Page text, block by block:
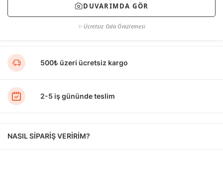
DUVARIMDA GÖR
✨ Ücretsiz Oda Önizlemesi
500₺ üzeri ücretsiz kargo
2-5 iş gününde teslim
NASIL SİPARİŞ VERİRİM?